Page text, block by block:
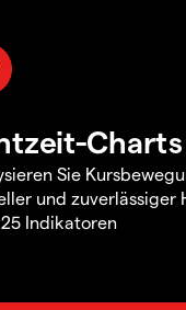
Charts
Sie
und zuverlässiger
Indikatoren